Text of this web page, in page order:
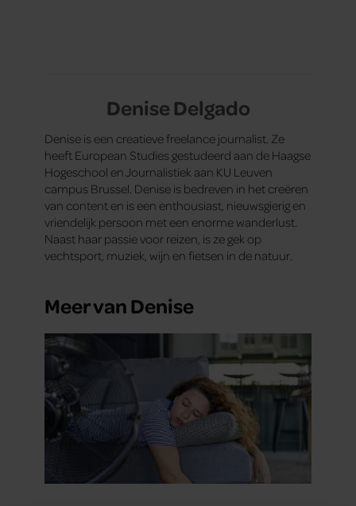
Denise Delgado
Denise is een creatieve freelance journalist. Ze
heeft European Studies gestudeerd aan de Haagse
Hogeschool en Journalistiek aan KU Leuven
campus Brussel. Denise is bedreven in het creëren
van content en is een enthousiast, nieuwsgierig en
vriendelijk persoon met een enorme wanderlust.
Naast haar passie voor reizen, is ze gek op
vechtsport, muziek, wijn en fietsen in de natuur.
Meer van Denise